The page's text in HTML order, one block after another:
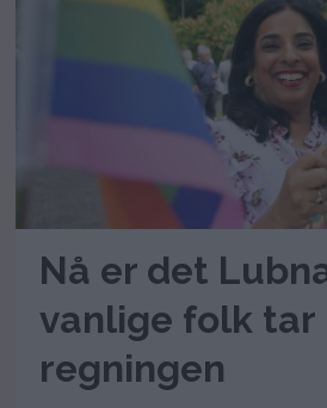
Nå er det
vanlige folk tar
regningen